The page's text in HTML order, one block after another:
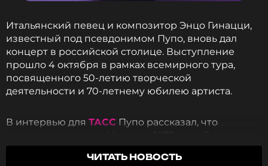
Итальянский певец и композитор Энцо Гинацци,
известный под псевдонимом Пупо, вновь дал
концерт в российской столице. Выступление
прошло 4 октября в рамках всемирного тура,
посвященного 50-летию творческой
деятельности и 70-летнему юбилею артиста.
В интервью для ТАСС Пупо рассказал, что
он посетил город больше сотни раз, поэтому
считает себя опытным туристом.
ЧИТАТЬ НОВОСТЬ